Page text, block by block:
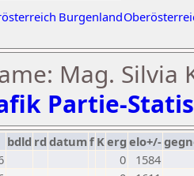
Burgenland
Mag. Silvia
Partie-
bdld rd datumf Kerg elo+/-
0
1584